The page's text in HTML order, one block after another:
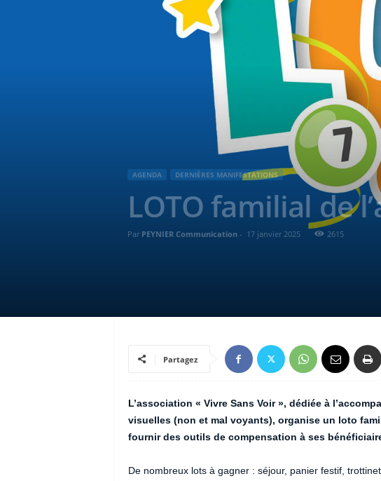
AGENDA DERNIÈRES MANIFESTATIONS
LOTO familial de
Par PEYNIER Communication- 17 janvier 2025 2615
Partagez
L’association « Vivre Sans Voir », dédiée à
visuelles (non et mal voyants), organise un loto
fournir des outils de compensation à ses
De nombreux lots à gagner : séjour, panier festif,